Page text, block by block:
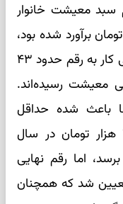
سبد معیشت خانوار
۲۳ میلیون و ۵۰۰ هزار تومان برآورد شده بود،
در مذاکرات امسال اعضای شورای عالی کار به رقم حدود ۴۳
معیشت رسیده‌اند.
باعث شده حداقل
دستمزد از حدود ۱۰ میلیون و ۳۰۰ هزار تومان در سال
تومان برسد، اما رقم نهایی
هزار تومان تعیین شد که همچنان